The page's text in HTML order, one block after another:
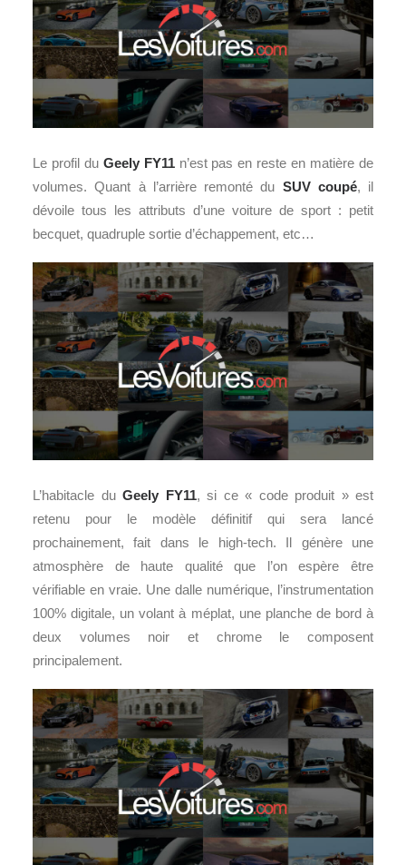
Le profil du Geely FY11n’est pas en reste en matière de
volumes. Quant à l’arrière remonté du SUV coupé, il
dévoile tous les attributs d’une voiture de sport : petit
becquet, quadruple sortie d’échappement, etc…
L’habitacle du Geely FY11, si ce « code produit » est
retenu pour le modèle définitif qui sera lancé
prochainement, fait dans le high-tech. Il génère une
atmosphère de haute qualité que l’on espère être
vérifiable en vraie. Une dalle numérique, l’instrumentation
100% digitale, un volant à méplat, une planche de bord à
deux volumes noir et chrome le composent
principalement.